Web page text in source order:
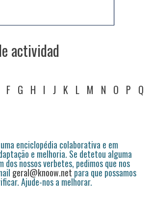
actividad
F G H I J K L M N O P Q
enciclopédia colaborativa e em
e melhoria. Se detetou alguma
dos nossos verbetes, pedimos que nos
geral@knoow.netpara que possamos
Ajude-nos a melhorar.